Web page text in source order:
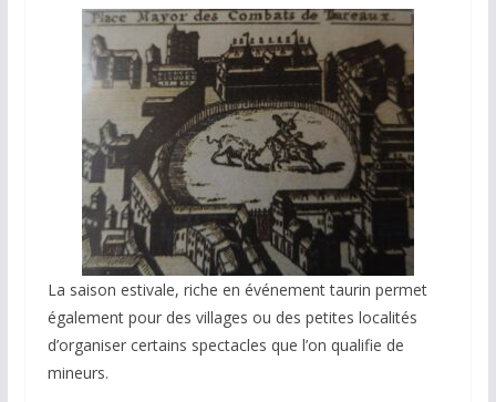
La saison estivale, riche en événement taurin permet
également pour des villages ou des petites localités
d’organiser certains spectacles que l’on qualifie de
mineurs.